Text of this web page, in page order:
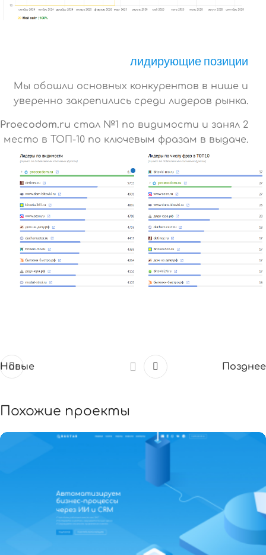
лидирующие позиции
Мы обошли основных конкурентов в нише и
уверенно закрепились среди лидеров рынка.
Proecodom.ru стал №1 по видимости и занял 2
место в ТОП-10 по ключевым фразам в выдаче.
Новые Позднее
Похожие проекты